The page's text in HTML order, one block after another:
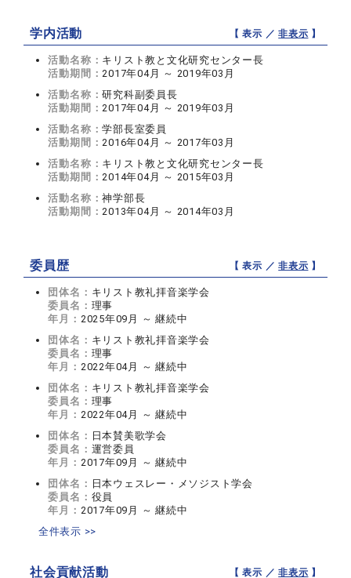
学内活動 【 表示 ／非表示 】
活動名称： キリスト教と文化研究センター長
活動期間：2017年04月 ～ 2019年03月
活動名称：研究科副委員長
活動期間：2017年04月 ～ 2019年03月
活動名称：学部長室委員
活動期間：2016年04月 ～ 2017年03月
活動名称： キリスト教と文化研究センター長
活動期間：2014年04月 ～ 2015年03月
活動名称：神学部長
活動期間：2013年04月 ～ 2014年03月
委員歴 【 表示 ／非表示 】
団体名： キリスト教礼拝音楽学会
委員名： 理事
年月： 2025年09月 ～ 継続中
団体名： キリスト教礼拝音楽学会
委員名： 理事
年月： 2022年04月 ～ 継続中
団体名： キリスト教礼拝音楽学会
委員名： 理事
年月： 2022年04月 ～ 継続中
団体名： 日本賛美歌学会
委員名： 運営委員
年月： 2017年09月 ～ 継続中
団体名： 日本ウェスレー・メソジスト学会
委員名： 役員
年月： 2017年09月 ～ 継続中
全件表示 >>
社会貢献活動 【 表示 ／非表示 】